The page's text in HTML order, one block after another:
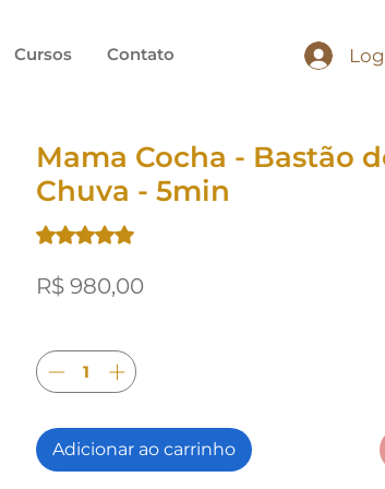
Cursos Contato
Mama Cocha - Bastão
Chuva - 5min
A classificação é 5.0 de 5 estrelas com base
R$ 980,00Preço
Adicionar ao carrinho